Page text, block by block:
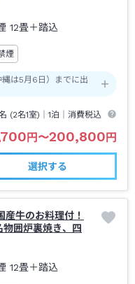
12畳＋踏込
煙
は5月6日）までに出
(2名1室)｜1泊 ｜消費税込
円 〜200,800 円
選択する
産牛のお料理付！
囲炉裏焼き、四
12畳＋踏込